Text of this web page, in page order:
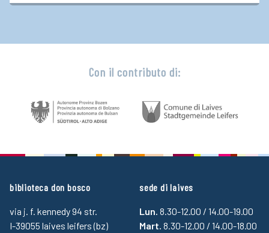
Con il contributo di:
biblioteca don bosco
via j. f. kennedy 94 str.
I-39055 laives leifers (bz)
sede di laives
Lun. 8.30-12.00 / 14.00-19.00
Mart. 8.30-12.00 / 14.00-18.00